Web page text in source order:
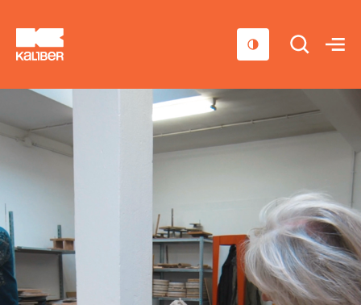
Cursussen
Scholen
Nieuws & Agenda
Contact